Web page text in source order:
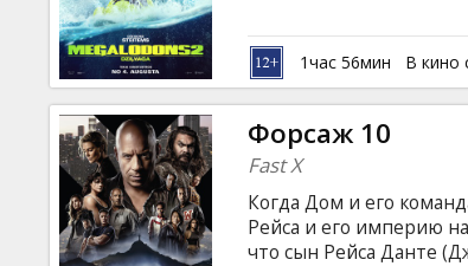
1час 56мин В кино
Форсаж 10
Fast X
Когда Дом и его
Рейса и его империю
что сын Рейса Данте